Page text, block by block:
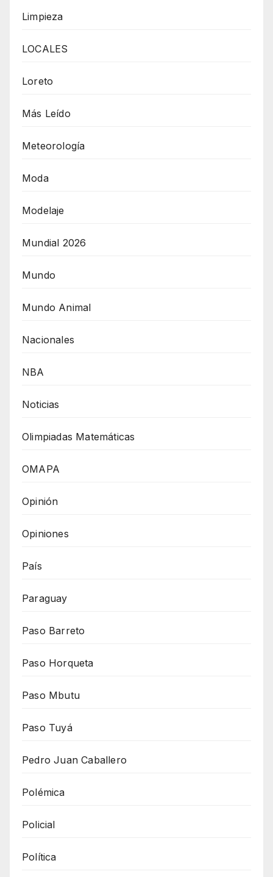
Limpieza
LOCALES
Loreto
Más Leído
Meteorología
Moda
Modelaje
Mundial 2026
Mundo
Mundo Animal
Nacionales
NBA
Noticias
Olimpiadas Matemáticas
OMAPA
Opinión
Opiniones
País
Paraguay
Paso Barreto
Paso Horqueta
Paso Mbutu
Paso Tuyá
Pedro Juan Caballero
Polémica
Policial
Política